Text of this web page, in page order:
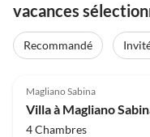
vacances
Recommandé
Magliano Sabina
4 Chambres